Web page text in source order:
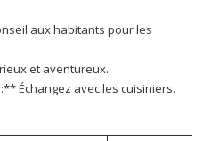
aux habitants pour les
et aventureux.
Échangez avec les cuisiniers.